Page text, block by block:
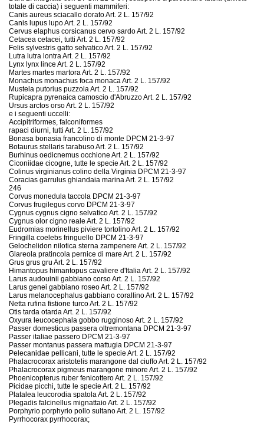
totale di caccia) i seguenti mammiferi:
Canis aureus sciacallo dorato Art. 2 L. 157/92
Canis lupus lupo Art. 2 L. 157/92
Cervus elaphus corsicanus cervo sardo Art. 2 L. 157/92
Cetacea cetacei, tutti Art. 2 L. 157/92
Felis sylvestris gatto selvatico Art. 2 L. 157/92
Lutra lutra lontra Art. 2 L. 157/92
Lynx lynx lince Art. 2 L. 157/92
Martes martes martora Art. 2 L. 157/92
Monachus monachus foca monaca Art. 2 L. 157/92
Mustela putorius puzzola Art. 2 L. 157/92
Rupicapra pyrenaica camoscio d'Abruzzo Art. 2 L. 157/92
Ursus arctos orso Art. 2 L. 157/92
e i seguenti uccelli:
Accipitriformes, falconiformes
rapaci diurni, tutti Art. 2 L. 157/92
Bonasa bonasia francolino di monte DPCM 21-3-97
Botaurus stellaris tarabuso Art. 2 L. 157/92
Burhinus oedicnemus occhione Art. 2 L. 157/92
Ciconiidae cicogne, tutte le specie Art. 2 L. 157/92
Colinus virginianus colino della Virginia DPCM 21-3-97
Coracias garrulus ghiandaia marina Art. 2 L. 157/92
246
Corvus monedula taccola DPCM 21-3-97
Corvus frugilegus corvo DPCM 21-3-97
Cygnus cygnus cigno selvatico Art. 2 L. 157/92
Cygnus olor cigno reale Art. 2 L. 157/92
Eudromias morinellus piviere tortolino Art. 2 L. 157/92
Fringilla coelebs fringuello DPCM 21-3-97
Gelochelidon nilotica sterna zampenere Art. 2 L. 157/92
Glareola pratincola pernice di mare Art. 2 L. 157/92
Grus grus gru Art. 2 L. 157/92
Himantopus himantopus cavaliere d'Italia Art. 2 L. 157/92
Larus audouinii gabbiano corso Art. 2 L. 157/92
Larus genei gabbiano roseo Art. 2 L. 157/92
Larus melanocephalus gabbiano corallino Art. 2 L. 157/92
Netta rufina fistione turco Art. 2 L. 157/92
Otis tarda otarda Art. 2 L. 157/92
Oxyura leucocephala gobbo rugginoso Art. 2 L. 157/92
Passer domesticus passera oltremontana DPCM 21-3-97
Passer italiae passero DPCM 21-3-97
Passer montanus passera mattugia DPCM 21-3-97
Pelecanidae pellicani, tutte le specie Art. 2 L. 157/92
Phalacrocorax aristotelis marangone dal ciuffo Art. 2 L. 157/92
Phalacrocorax pigmeus marangone minore Art. 2 L. 157/92
Phoenicopterus ruber fenicottero Art. 2 L. 157/92
Picidae picchi, tutte le specie Art. 2 L. 157/92
Platalea leucorodia spatola Art. 2 L. 157/92
Plegadis falcinellus mignattaio Art. 2 L. 157/92
Porphyrio porphyrio pollo sultano Art. 2 L. 157/92
Pyrrhocorax pyrrhocorax;